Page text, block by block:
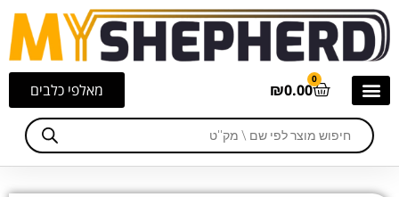
מאלפי כלבים ₪0.00
0